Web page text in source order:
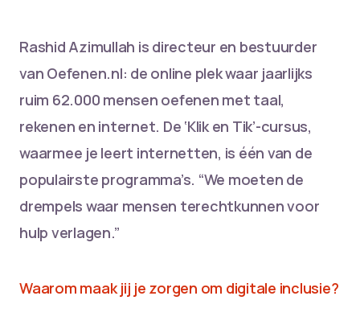
Rashid Azimullah is directeur en bestuurder
van Oefenen.nl: de online plek waar jaarlijks
ruim 62.000 mensen oefenen met taal,
rekenen en internet. De ‘Klik en Tik’-cursus,
waarmee je leert internetten, is één van de
populairste programma’s. “We moeten de
drempels waar mensen terechtkunnen voor
hulp verlagen.”
Waarom maak jij je zorgen om digitale inclusie?